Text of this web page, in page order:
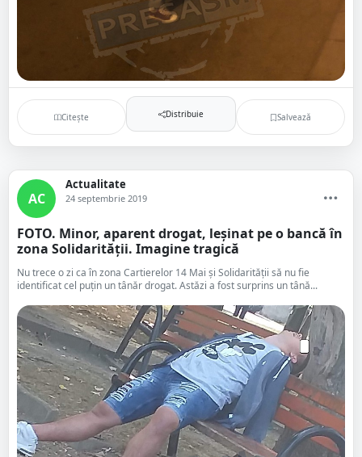
Citește Distribuie Salvează
AC
Actualitate
24 septembrie 2019
FOTO. Minor, aparent drogat, leșinat pe o bancă în
zona Solidarității. Imagine tragică
Nu trece o zi ca în zona Cartierelor 14 Mai și Solidarității să nu fie
identificat cel puțin un tânăr drogat. Astăzi a fost surprins un tână...